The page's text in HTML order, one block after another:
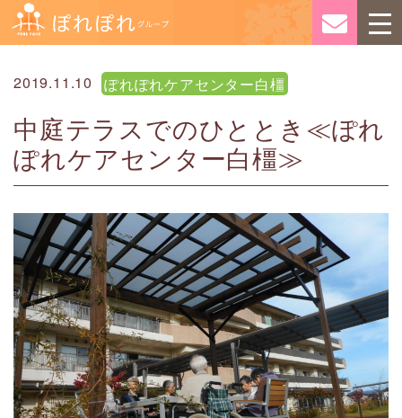
2019.11.10 ぽれぽれケアセンター白橿
中庭テラスでのひととき≪ぽれ
ぽれケアセンター白橿≫